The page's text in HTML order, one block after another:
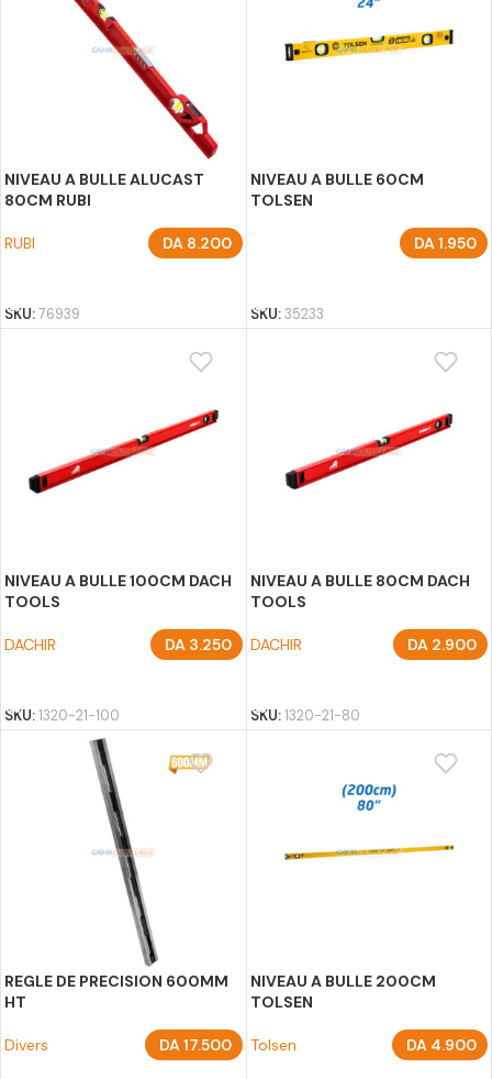
NIVEAU A BULLE ALUCAST
80CM RUBI
RUBI DA8.200
SKU:76939
NIVEAU A BULLE 60CM
TOLSEN
DA1.950
SKU:35233
NIVEAU A BULLE 100CM DACH
TOOLS
DACHIR DA3.250
SKU:1320-21-100
NIVEAU A BULLE 80CM DACH
TOOLS
DACHIR DA 2.900
SKU:1320-21-80
REGLE DE PRECISION 600MM
HT
Divers DA17.500
NIVEAU A BULLE 200CM
TOLSEN
Tolsen DA 4.900